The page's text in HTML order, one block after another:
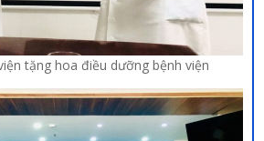
tặng hoa điều dưỡng bệnh viện